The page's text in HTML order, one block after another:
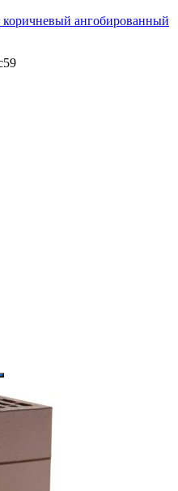
ангобированный